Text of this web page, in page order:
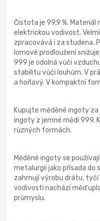
Čistota je 99,9 %. Materiál
elektrickou vodivost.
zpracovává i za studena.
lomové prodloužení
999 je odolná vůči
stabilitu vůči louhům. V
a hořlavý. V kompaktní
Kupujte měděné ingoty
ingoty z jemné mědi 999.
různých formách.
Měděné ingoty se
metalurgii jako přísada do
zahrnují výrobu drátu, tyčí
vodivosti nachází měď
průmyslu.